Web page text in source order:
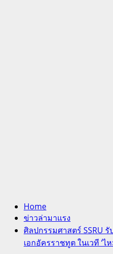
Home
ข่าวล่ามาแรง
ศิลปกรรมศาสตร์ SSRU
เอกอัครราชทูต ในเวที ‘